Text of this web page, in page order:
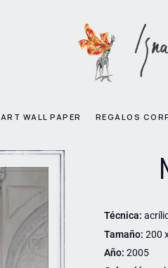
ART WALL PAPER REGALOS
Técnica:
Tamaño: 200
Año: 2005